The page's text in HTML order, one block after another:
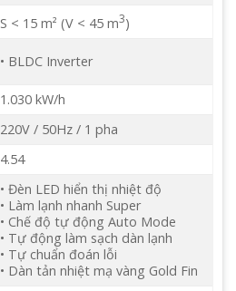
S < 15 m² (V < 45 m3)
• BLDC Inverter
1.030 kW/h
220V / 50Hz / 1 pha
4.54
• Đèn LED hiển thị nhiệt độ
• Làm lạnh nhanh Super
• Chế độ tự động Auto Mode
• Tự động làm sạch dàn lạnh
• Tự chuẩn đoán lỗi
• Dàn tản nhiệt mạ vàng Gold Fin